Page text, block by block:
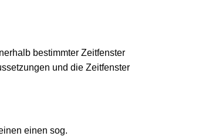
bestimmter Zeitfenster
und die Zeitfenster
einen sog.